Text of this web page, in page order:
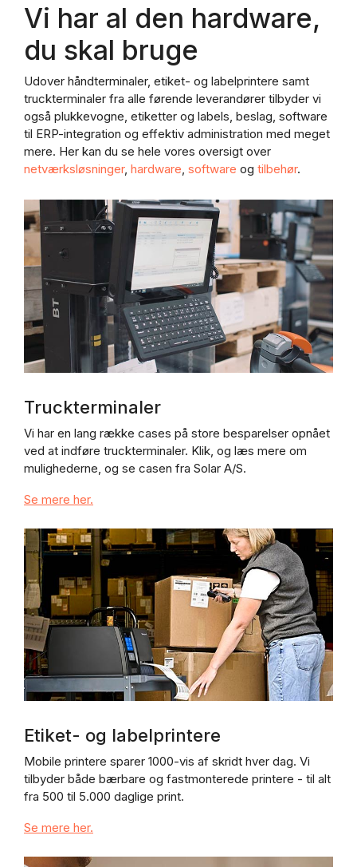
Vi har al den hardware,
du skal bruge
Udover håndterminaler, etiket- og labelprintere samt
truckterminaler fra alle førende leverandører tilbyder vi
også plukkevogne, etiketter og labels, beslag, software
til ERP-integration og effektiv administration med meget
mere. Her kan du se hele vores oversigt over
netværksløsninger, hardware, software og tilbehør.
Truckterminaler
Vi har en lang række cases på store besparelser opnået
ved at indføre truckterminaler. Klik, og læs mere om
mulighederne, og se casen fra Solar A/S.
Se mere her.
Etiket- og labelprintere
Mobile printere sparer 1000-vis af skridt hver dag. Vi
tilbyder både bærbare og fastmonterede printere - til alt
fra 500 til 5.000 daglige print.
Se mere her.